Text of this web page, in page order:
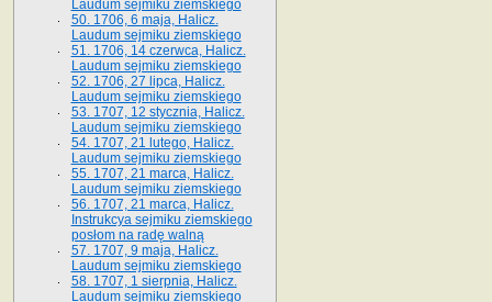
Laudum sejmiku ziemskiego
50. 1706, 6 maja, Halicz.
Laudum sejmiku ziemskiego
51. 1706, 14 czerwca, Halicz.
Laudum sejmiku ziemskiego
52. 1706, 27 lipca, Halicz.
Laudum sejmiku ziemskiego
53. 1707, 12 stycznia, Halicz.
Laudum sejmiku ziemskiego
54. 1707, 21 lutego, Halicz.
Laudum sejmiku ziemskiego
55. 1707, 21 marca, Halicz.
Laudum sejmiku ziemskiego
56. 1707, 21 marca, Halicz.
Instrukcya sejmiku ziemskiego
posłom na radę walną
57. 1707, 9 maja, Halicz.
Laudum sejmiku ziemskiego
58. 1707, 1 sierpnia, Halicz.
Laudum sejmiku ziemskiego